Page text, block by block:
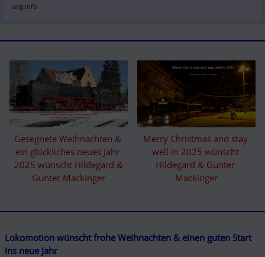
avg.info
Gesegnete Weihnachten &
ein glückliches neues Jahr
2025 wünscht Hildegard &
Gunter Mackinger
Merry Christmas and stay
well in 2025 wünscht
Hildegard & Gunter
Mackinger
Lokomotion wünscht frohe Weihnachten & einen guten Start
ins neue Jahr